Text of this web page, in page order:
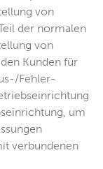
von
der normalen
von
Kunden für
Fehler-
um
verbundenen